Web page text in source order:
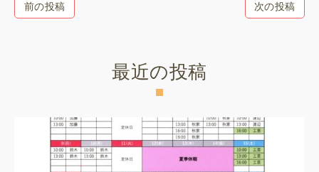
前の投稿 次の投稿
最近の投稿